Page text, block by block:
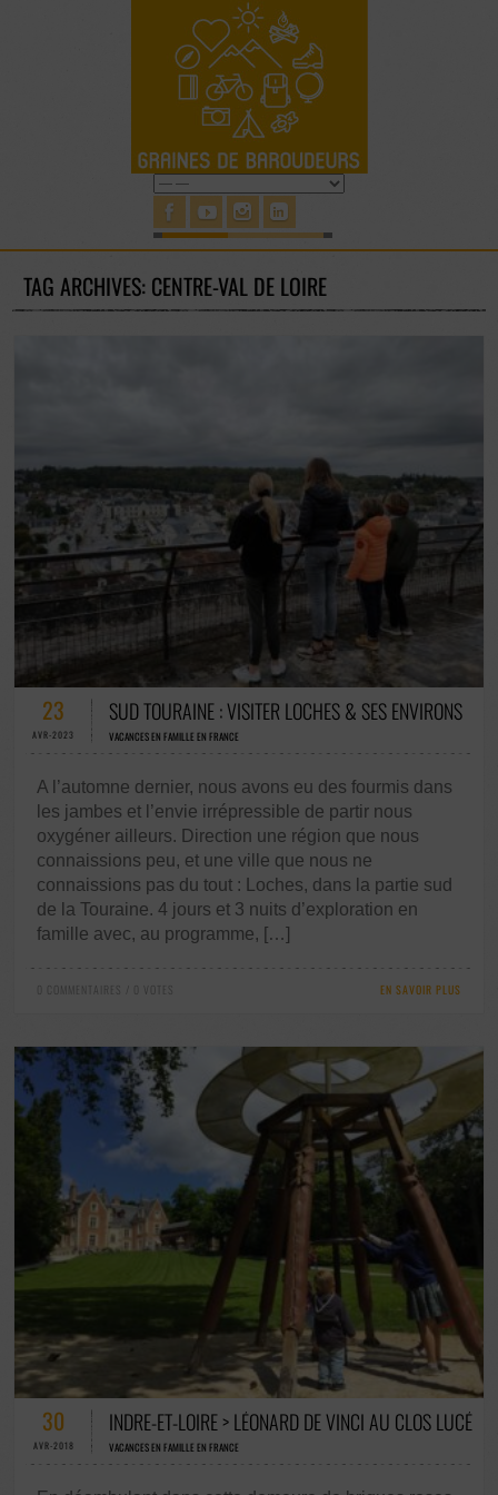
TAG ARCHIVES: CENTRE-VAL DE LOIRE
0 COMMENTAIRES / 0 VOTES
23
AVR-2023
SUD TOURAINE : VISITER LOCHES & SES ENVIRONS
VACANCES EN FAMILLE EN FRANCE
A l’automne dernier, nous avons eu des fourmis dans
les jambes et l’envie irrépressible de partir nous
oxygéner ailleurs. Direction une région que nous
connaissions peu, et une ville que nous ne
connaissions pas du tout : Loches, dans la partie sud
de la Touraine. 4 jours et 3 nuits d’exploration en
famille avec, au programme, […]
0 COMMENTAIRES / 0 VOTES EN SAVOIR PLUS
52 COMMENTAIRES / 0 VOTES
30
AVR-2018
INDRE-ET-LOIRE > LÉONARD DE VINCI AU CLOS LUCÉ
VACANCES EN FAMILLE EN FRANCE